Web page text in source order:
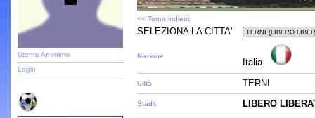
Utente Anonimo
Login
<< Torna indietro
SELEZIONA LA CITTA'
Nazione
Italia
Città TERNI
Stadio LIBERO